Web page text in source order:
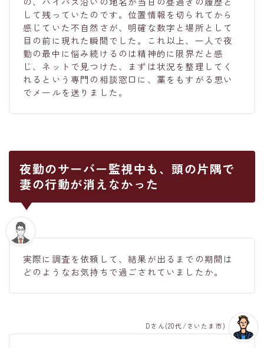
して残っていたのです。位置情報を切られてから
感じていた不自然さが、明確な数字と場所として
目の前に現れた瞬間でした。これ以上、一人で夜
勤の最中に悩み続けるのは精神的に限界だと感
じ、ネットで見つけた、まずは状況を整理してく
れるという専門の相談窓口に、藁をもすがる思い
でメールを送りました。
夜勤のサーバー監視中も、頭の片隅で
妻の行動が消えなかった
実際に調査を依頼して、結果が出るまでの期間は
どのようなお気持ちで過ごされていましたか。
Dさん(20代/さいたま市)